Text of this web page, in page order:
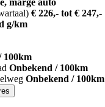
marge auto
€ 226,- tot € 247,-
g/km
100km
Onbekend / 100km
Onbekend / 100km